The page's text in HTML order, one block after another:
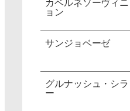
ョン
サンジョベーゼ
グルナッシュ・シラ
ー